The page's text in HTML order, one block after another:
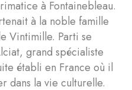
à Fontainebleau.
à la noble famille
Vintimille. Parti se
grand spécialiste
établi en France où il
dans la vie culturelle.